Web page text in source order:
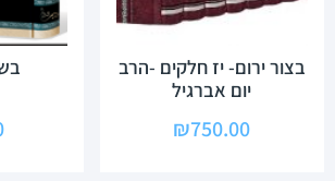
בצור ירום- יז חלקים -הרב
יום אברגיל
₪750.00